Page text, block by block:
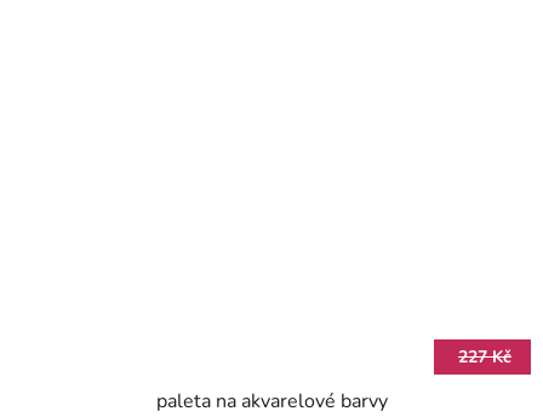
227 Kč
paleta na akvarelové barvy